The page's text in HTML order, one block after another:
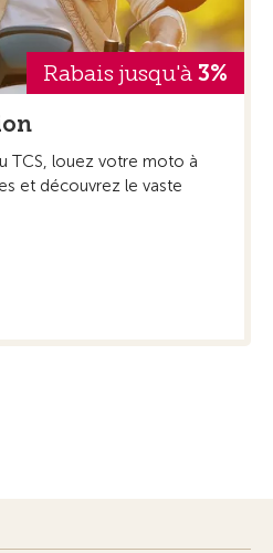
Rabais jusqu'à 3%
TCS, louez votre moto à
et découvrez le vaste